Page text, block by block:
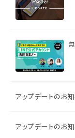
アップデートのお
アップデートのお